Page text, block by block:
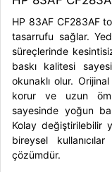
HP 83AF CF283AF
tasarrufu sağlar.
süreçlerinde
baskı kalitesi
okunaklı olur. Orijinal
korur ve uzun
sayesinde yoğun
Kolay değiştirilebilir
bireysel
çözümdür.